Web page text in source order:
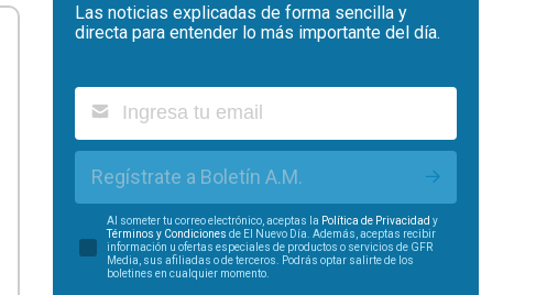
Las noticias explicadas de forma sencilla y
directa para entender lo más importante del día.
Regístrate a Boletín A.M.
Al someter tu correo electrónico, aceptas la Política de Privacidad y
Términos y Condiciones de El Nuevo Día. Además, aceptas recibir
información u ofertas especiales de productos o servicios de GFR
Media, sus afiliadas o de terceros. Podrás optar salirte de los
boletines en cualquier momento.